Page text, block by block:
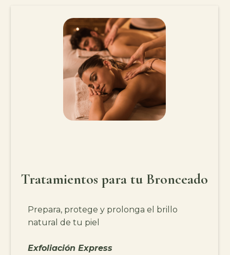
Tratamientos para tu Bronceado
Prepara, protege y prolonga el brillo
natural de tu piel
Exfoliación Express